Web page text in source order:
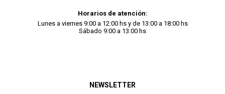
NEWSLETTER
Horarios de atención:
Lunes a viernes 9:00 a 12:00 hs y de 13:00 a 18:00 hs
Sábado 9:00 a 13:00 hs